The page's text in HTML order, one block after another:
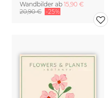
Wandbilder ab 15,90 €
20,90 € -25%